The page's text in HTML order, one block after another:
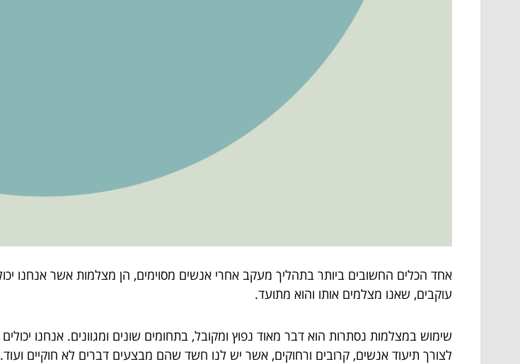
אחד הכלים החשובים ביותר בתהליך מעקב אחרי אנשים מסוימים, הן מצלמות אשר אנחנו
עוקבים, שאנו מצלמים אותו והוא מתועד.
שימוש במצלמות נסתרות הוא דבר מאוד נפוץ ומקובל, בתחומים שונים ומגוונים. אנחנו
לצורך תיעוד אנשים, קרובים ורחוקים, אשר יש לנו חשד שהם מבצעים דברים לא חוקיים